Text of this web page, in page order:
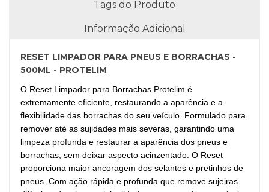
Tags do Produto
Informação Adicional
RESET LIMPADOR PARA PNEUS E BORRACHAS -
500ML - PROTELIM
O Reset Limpador para Borrachas Protelim é
extremamente eficiente, restaurando a aparência e a
flexibilidade das borrachas do seu veículo. Formulado para
remover até as sujidades mais severas, garantindo uma
limpeza profunda e restaurar a aparência dos pneus e
borrachas, sem deixar aspecto acinzentado. O Reset
proporciona maior ancoragem dos selantes e pretinhos de
pneus. Com ação rápida e profunda que remove sujeiras